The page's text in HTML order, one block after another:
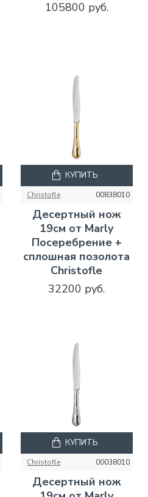
105800 руб.
Christofle 00838010
Десертный нож
19см от Marly
Посеребрение +
сплошная позолота
Christofle
32200 руб.
КУПИТЬ
Christofle 00038010
Десертный нож
КУПИТЬ